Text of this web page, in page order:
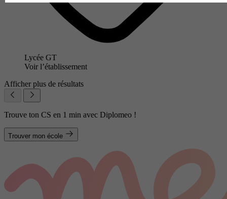
Lycée GT
Voir l’établissement
Afficher plus de résultats
Trouve ton CS en 1 min avec Diplomeo !
Trouver mon école